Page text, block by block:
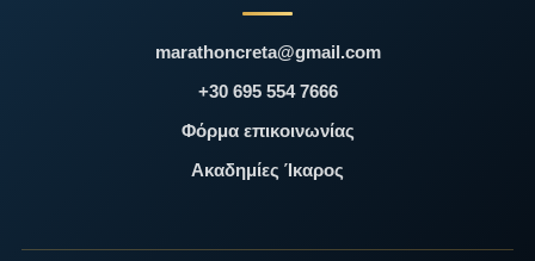
marathoncreta@gmail.com
+30 695 554 7666
Φόρμα επικοινωνίας
Ακαδημίες Ίκαρος